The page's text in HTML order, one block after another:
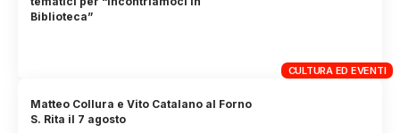
CULTURA ED EVENTI
Biblioteca”
Matteo Collura e Vito Catalano al Forno
S. Rita il 7 agosto